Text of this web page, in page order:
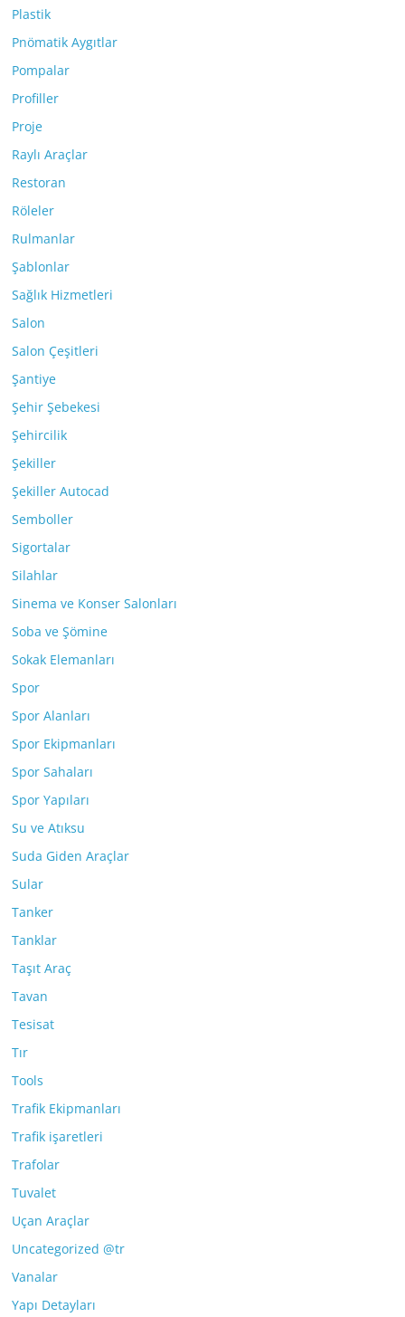
Plastik
Pnömatik Aygıtlar
Pompalar
Profiller
Proje
Raylı Araçlar
Restoran
Röleler
Rulmanlar
Şablonlar
Sağlık Hizmetleri
Salon
Salon Çeşitleri
Şantiye
Şehir Şebekesi
Şehircilik
Şekiller
Şekiller Autocad
Semboller
Sigortalar
Silahlar
Sinema ve Konser Salonları
Soba ve Şömine
Sokak Elemanları
Spor
Spor Alanları
Spor Ekipmanları
Spor Sahaları
Spor Yapıları
Su ve Atıksu
Suda Giden Araçlar
Sular
Tanker
Tanklar
Taşıt Araç
Tavan
Tesisat
Tır
Tools
Trafik Ekipmanları
Trafik işaretleri
Trafolar
Tuvalet
Uçan Araçlar
Uncategorized @tr
Vanalar
Yapı Detayları